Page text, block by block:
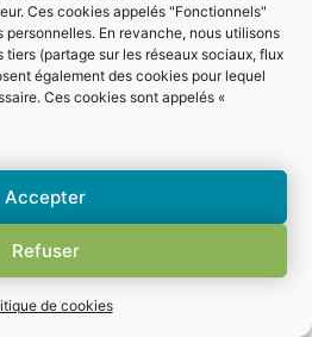
Ces cookies appelés "Fonctionnels"
En revanche, nous utilisons
(partage sur les réseaux sociaux, flux
également des cookies pour lequel
Ces cookies sont appelés «
Accepter
Refuser
de cookies
les créations de séjours
Des Jeunes
la taxe d’habitation : le
pour l’EVS
!